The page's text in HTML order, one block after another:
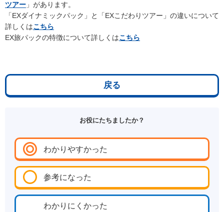
ツアー 」があります。
「EXダイナミックパック」と「EXこだわりツアー」の違いについて
詳しくはこちら
EX旅パックの特徴について詳しくはこちら
戻る
お役にたちましたか？
わかりやすかった
参考になった
わかりにくかった